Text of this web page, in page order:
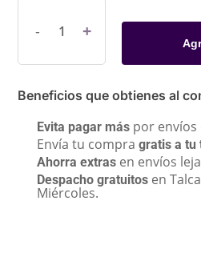
Beneficios que obtienes al
Evita pagar más por envíos
Envía tu compragratis a tu
Ahorra extras en envíos
Despacho gratuitos en
Miércoles.